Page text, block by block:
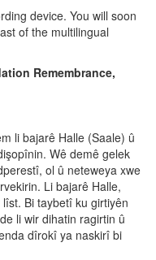
device. You will soon
of the multilingual
Remembrance,
li bajarê Halle (Saale) û
Wê demê gelek
ol û neteweya xwe
Li bajarê Halle,
Bi taybetî ku girtiyên
li wir dihatin ragirtin û
dîrokî ya naskirî bi